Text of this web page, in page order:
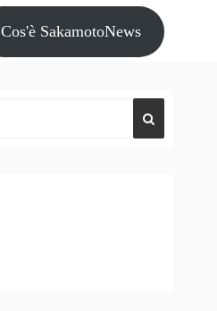
Cos'è SakamotoNews